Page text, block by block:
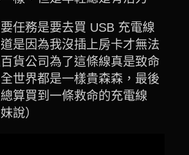
任務是要去買 USB 充電線
道是因為我沒插上房卡才無法
貨公司為了這條線真是致命
世界都是一樣貴森森，最後
算買到一條救命的充電線
說）